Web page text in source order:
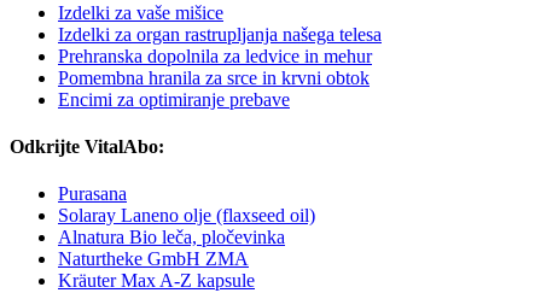
Izdelki za vaše mišice
Izdelki za organ rastrupljanja našega telesa
Prehranska dopolnila za ledvice in mehur
Pomembna hranila za srce in krvni obtok
Encimi za optimiranje prebave
Odkrijte VitalAbo:
Purasana
Solaray Laneno olje (flaxseed oil)
Alnatura Bio leča, pločevinka
Naturtheke GmbH ZMA
Kräuter Max A-Z kapsule